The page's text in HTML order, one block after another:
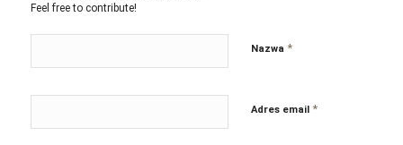
Feel free to contribute!
Nazwa *
Adres email *